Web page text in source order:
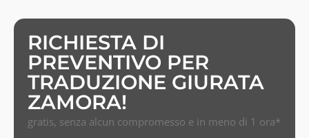
RICHIESTA DI
PREVENTIVO PER
TRADUZIONE GIURATA
ZAMORA!
gratis, senza alcun compromesso e in meno di 1 ora*